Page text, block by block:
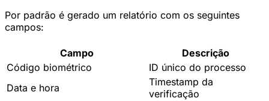
Por padrão é gerado um relatório com os seguintes
campos:
Campo
Descrição
Código biométrico
ID único do processo
Data e hora
Timestamp da
verificação